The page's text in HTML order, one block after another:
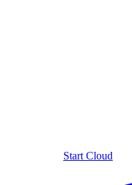
Start Cloud